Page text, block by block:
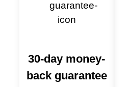
30-day money-
back guarantee